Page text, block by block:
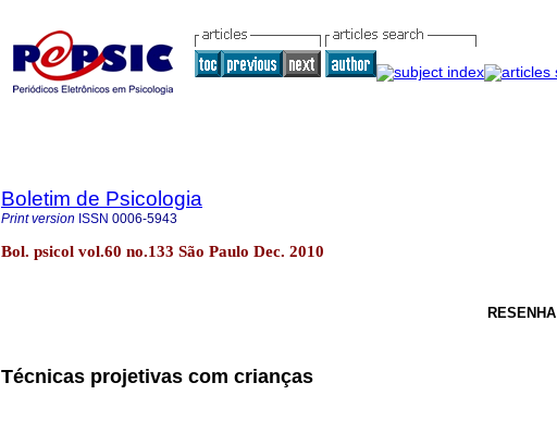
Boletim de Psicologia
Print version ISSN 0006-5943
Bol. psicol vol.60 no.133 São Paulo Dec. 2010
RESENHA
Técnicas projetivas com crianças